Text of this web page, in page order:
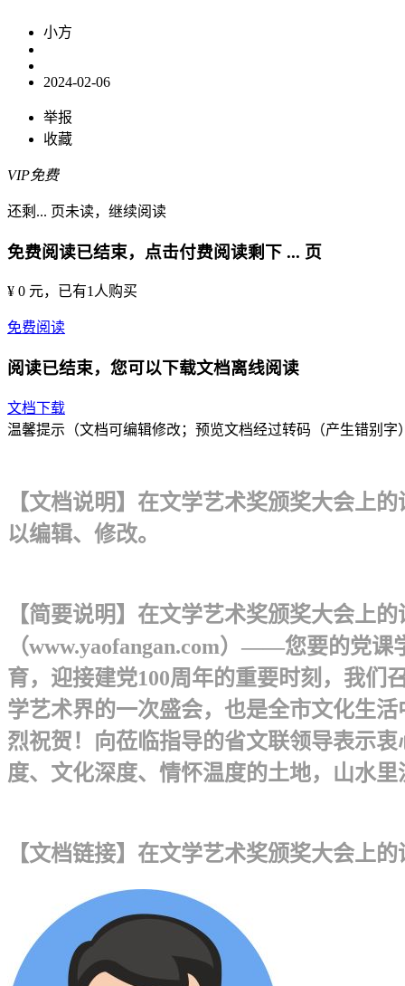
小方
2024-02-06
举报
收藏
VIP免费
还剩 ... 页未读， 继续阅读
免费阅读已结束，点击付费阅读剩下 ... 页
¥ 0 元，已有1 人购买
免费阅读
阅读已结束，您可以下载文档离线阅读
文档下载
温馨提示（文档可编辑修改；预览文档经过转码（产生错别字
【文档说明】在文学艺术奖颁奖大会上
以编辑、修改。
【简要说明】在文学艺术奖颁奖大会上
（www.yaofangan.com）——您要的党
育，迎接建党100周年的重要时刻，我们
学艺术界的一次盛会，也是全市文化生
烈祝贺！向莅临指导的省文联领导表示
度、文化深度、情怀温度的土地，山水
【文档链接】在文学艺术奖颁奖大会上的